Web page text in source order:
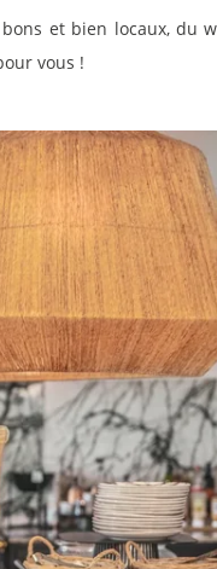
et bien locaux, du
vous !